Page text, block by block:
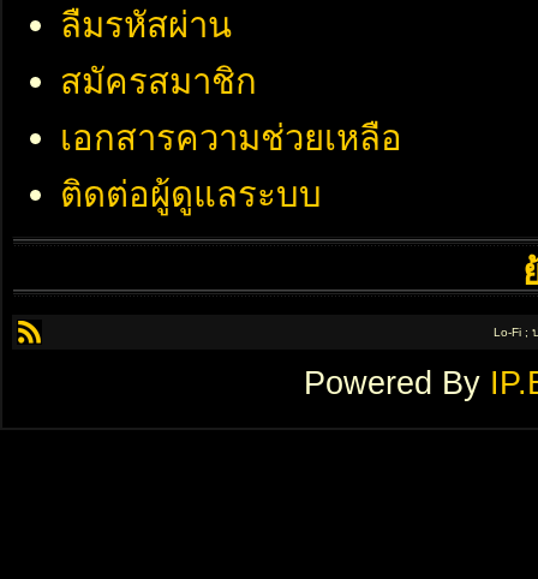
ลืมรหัสผ่าน
สมัครสมาชิก
เอกสารความช่วยเหลือ
ติดต่อผู้ดูแลระบบ
Lo-Fi ;
Powered By